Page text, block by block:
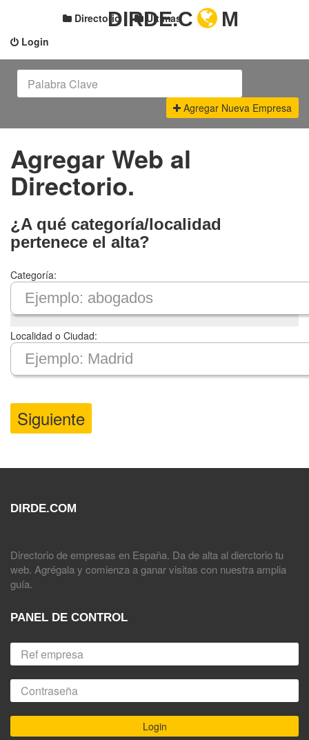
Login
Directorio Últimas
DIRDE.C M
Agregar Nueva Empresa
Agregar Web al
Directorio.
¿A qué categoría/localidad
pertenece el alta?
Categoría:
Localidad o Ciudad:
Siguiente
DIRDE.COM
Directorio de empresas en España. Da de alta al dierctorio tu
web. Agrégala y comienza a ganar visitas con nuestra amplia
guía.
PANEL DE CONTROL